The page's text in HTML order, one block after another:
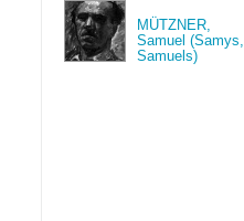
MÜTZNER,
Samuel (Samys,
Samuels)